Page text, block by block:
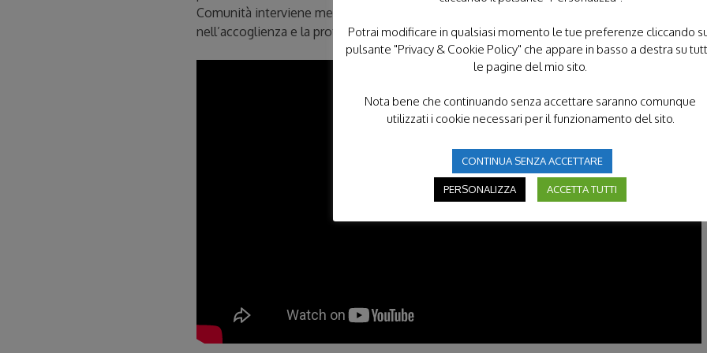
Comunità interviene mettendo a disposizione della Rete le proprie competenze,
nell’accoglienza e la professionalità dei propri operatori.
Potrai modificare in qualsiasi momento le tue preferenze cliccando
pulsante "Privacy & Cookie Policy" che appare in basso a destra su
le pagine del mio sito.
Nota bene che continuando senza accettare saranno comunque
utilizzati i cookie necessari per il funzionamento del sito.
CONTINUA SENZA ACCETTARE
PERSONALIZZA ACCETTA TUTTI